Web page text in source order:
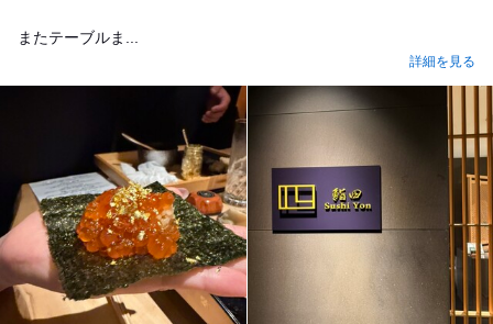
またテーブルま...
詳細を見る